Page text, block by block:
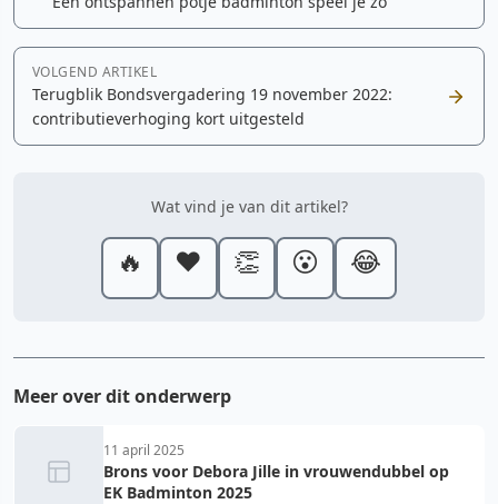
VOLGEND ARTIKEL
Terugblik Bondsvergadering 19 november 2022:
contributieverhoging kort uitgesteld
Wat vind je van dit artikel?
🔥 ❤️ 👏 😮 😂
Meer over dit onderwerp
11 april 2025
Brons voor Debora Jille in vrouwendubbel op
EK Badminton 2025